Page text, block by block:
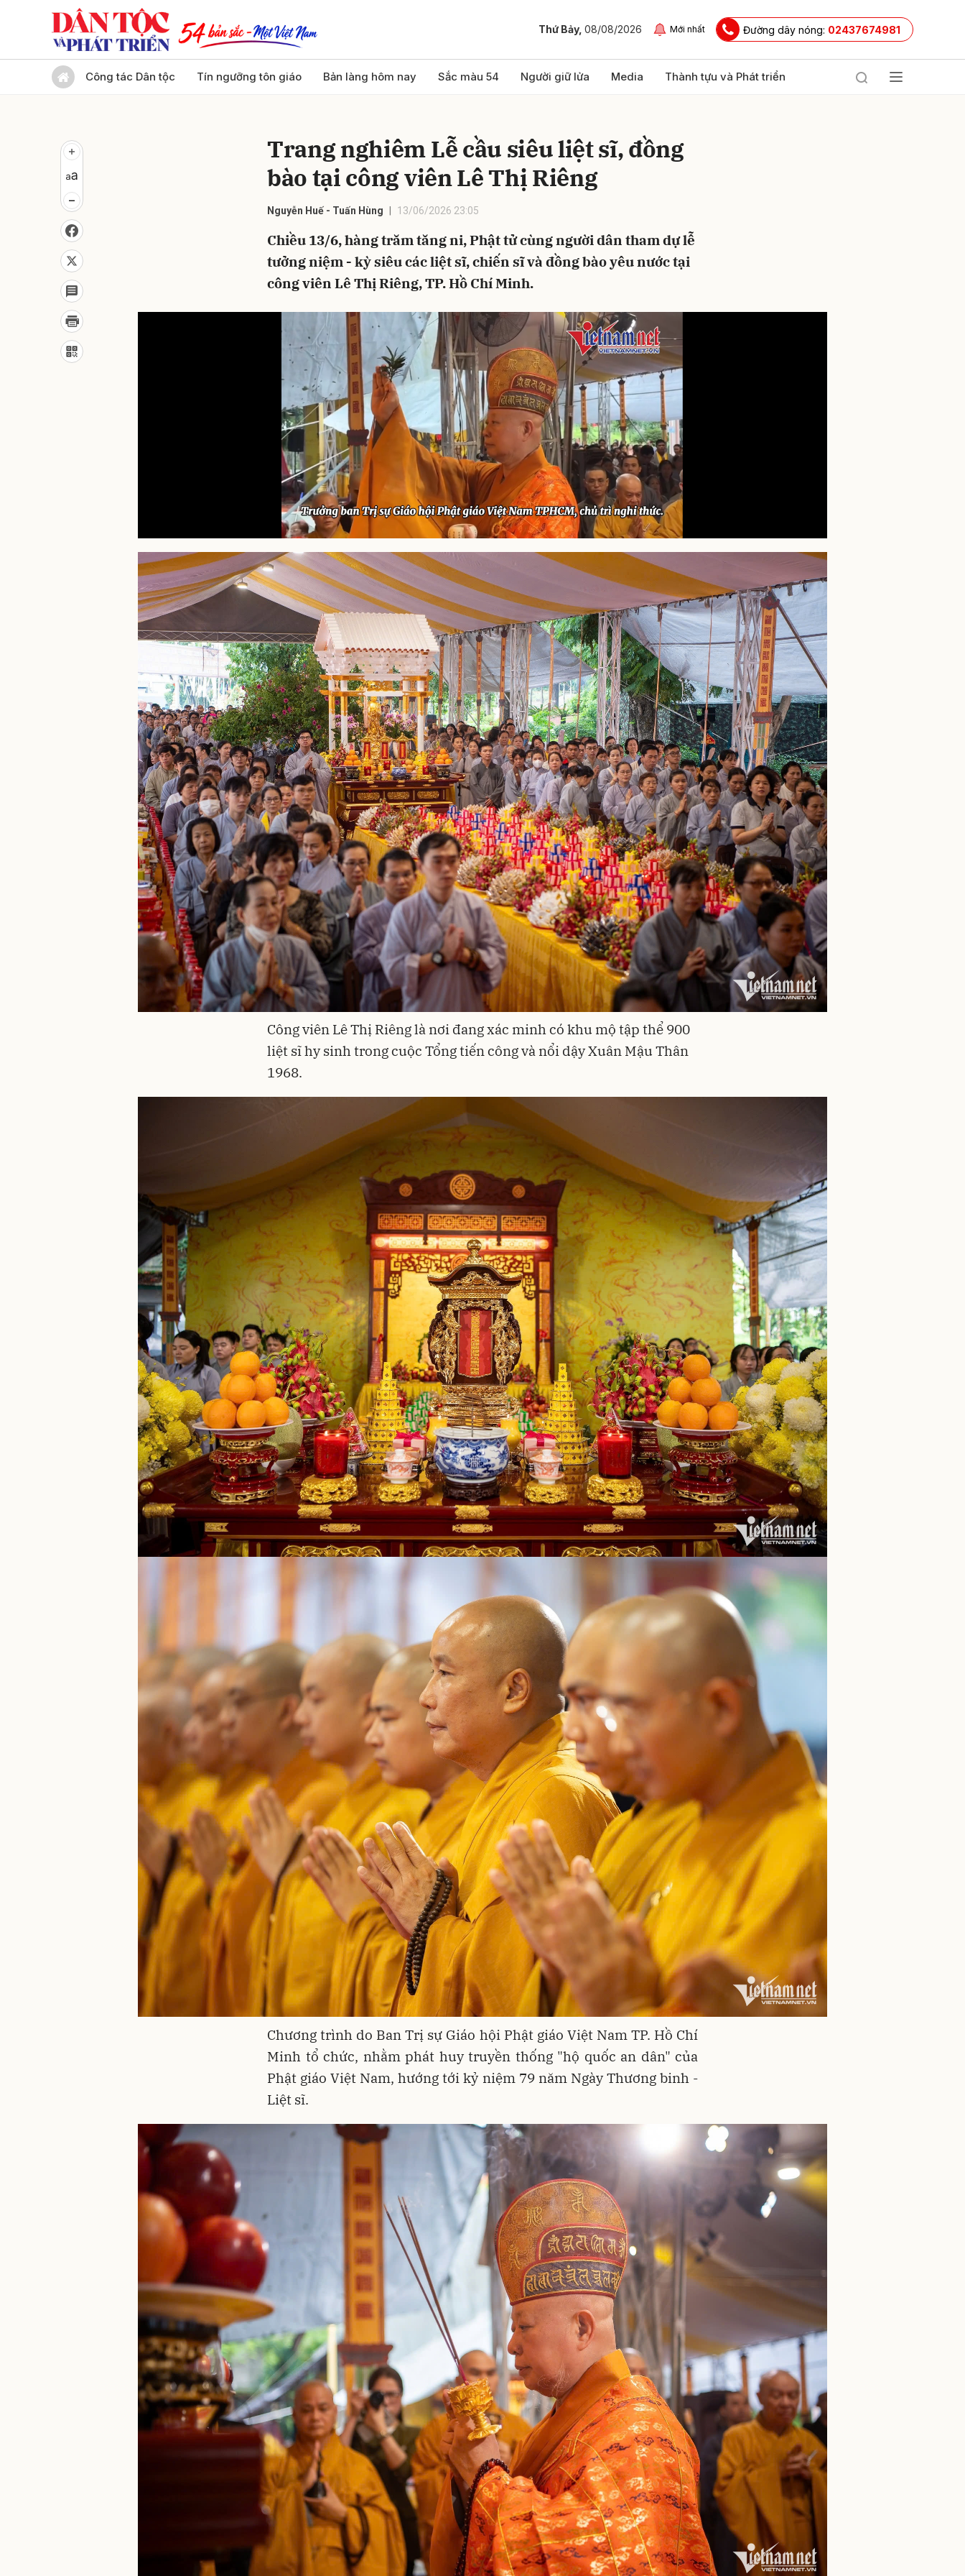
Thứ Bảy, 08/08/2026 Mới nhất Đường dây nóng: 02437674981
Công tác Dân tộc Tín ngưỡng tôn giáo Bản làng hôm nay Sắc màu 54 Người giữ lửa Media Thành tựu và Phát triển
Trang nghiêm Lễ cầu siêu liệt sĩ, đồng
bào tại công viên Lê Thị Riêng
Nguyễn Huế - Tuấn Hùng 13/06/2026 23:05
Chiều 13/6, hàng trăm tăng ni, Phật tử cùng người dân tham dự lễ
tưởng niệm - kỳ siêu các liệt sĩ, chiến sĩ và đồng bào yêu nước tại
công viên Lê Thị Riêng, TP. Hồ Chí Minh.
Công viên Lê Thị Riêng là nơi đang xác minh có khu mộ tập thể 900
liệt sĩ hy sinh trong cuộc Tổng tiến công và nổi dậy Xuân Mậu Thân
1968.
Chương trình do Ban Trị sự Giáo hội Phật giáo Việt Nam TP. Hồ Chí
Minh tổ chức, nhằm phát huy truyền thống "hộ quốc an dân" của
Phật giáo Việt Nam, hướng tới kỷ niệm 79 năm Ngày Thương binh -
Liệt sĩ.
Gửi bình luận
Hủy Gửi